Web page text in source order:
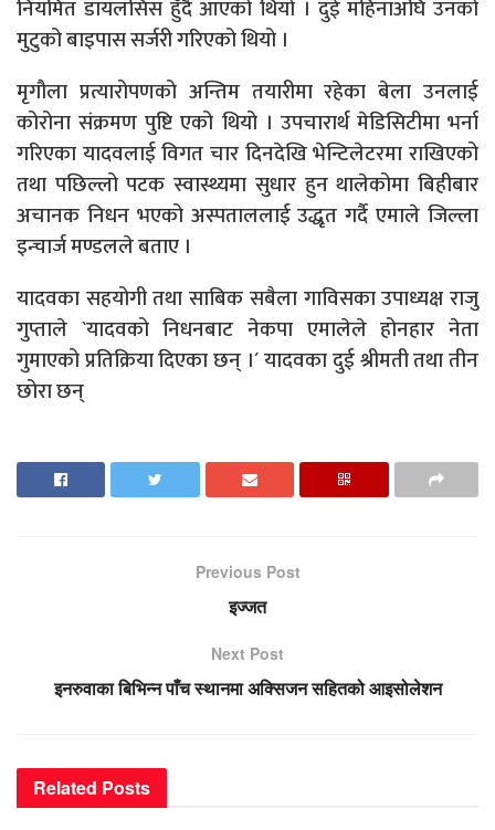
नियमित डायलसिस हुँदै आएको थियो । दुई महिनाअघि उनको
मुटुको बाइपास सर्जरी गरिएको थियो ।
मृगौला प्रत्यारोपणको अन्तिम तयारीमा रहेका बेला उनलाई
कोरोना संक्रमण पुष्टि एको थियो । उपचारार्थ मेडिसिटीमा भर्ना
गरिएका यादवलाई विगत चार दिनदेखि भेन्टिलेटरमा राखिएको
तथा पछिल्लो पटक स्वास्थ्यमा सुधार हुन थालेकोमा बिहीबार
अचानक निधन भएको अस्पताललाई उद्धृत गर्दै एमाले जिल्ला
इन्चार्ज मण्डलले बताए ।
यादवका सहयोगी तथा साबिक सबैला गाविसका उपाध्यक्ष राजु
गुप्ताले `यादवको निधनबाट नेकपा एमालेले होनहार नेता
गुमाएको प्रतिक्रिया दिएका छन् ।´ यादवका दुई श्रीमती तथा तीन
छोरा छन्
Previous Post
इज्जत
Next Post
इनरुवाका बिभिन्न पाँच स्थानमा अक्सिजन सहितको आइसोलेशन
Related Posts